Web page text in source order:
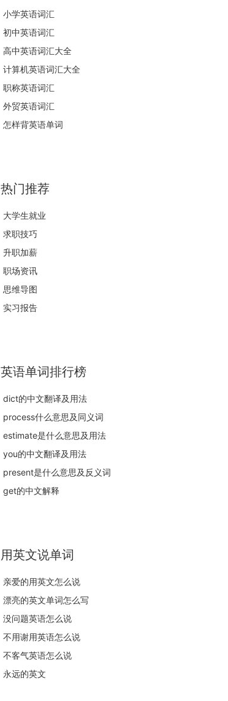
小学英语词汇
初中英语词汇
高中英语词汇大全
计算机英语词汇大全
职称英语词汇
外贸英语词汇
怎样背英语单词
热门推荐
大学生就业
求职技巧
升职加薪
职场资讯
思维导图
实习报告
英语单词排行榜
dict的中文翻译及用法
process什么意思及同义词
estimate是什么意思及用法
you的中文翻译及用法
present是什么意思及反义词
get的中文解释
用英文说单词
亲爱的用英文怎么说
漂亮的英文单词怎么写
没问题英语怎么说
不用谢用英语怎么说
不客气英语怎么说
永远的英文